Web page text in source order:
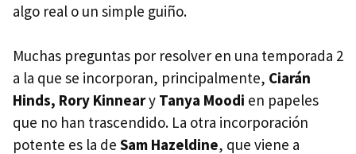
algo real o un simple guiño.
Muchas preguntas por resolver en una temporada 2
a la que se incorporan, principalmente, Ciarán
Hinds, Rory Kinneary Tanya Moodi en papeles
que no han trascendido. La otra incorporación
potente es la de Sam Hazeldine, que viene a